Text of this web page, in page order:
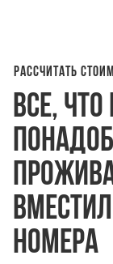
Рассчитать
Все,
номера